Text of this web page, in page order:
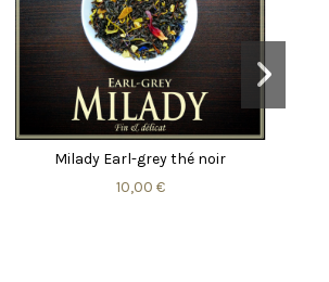
Genmaïcha thé vert Japon
12,50 €